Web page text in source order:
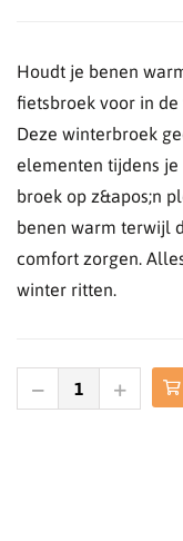
Houdt je benen
fietsbroek voor in
Deze winterbroek
elementen tijdens je
broek op z&apos;n
benen warm terwijl
comfort zorgen.
winter ritten.